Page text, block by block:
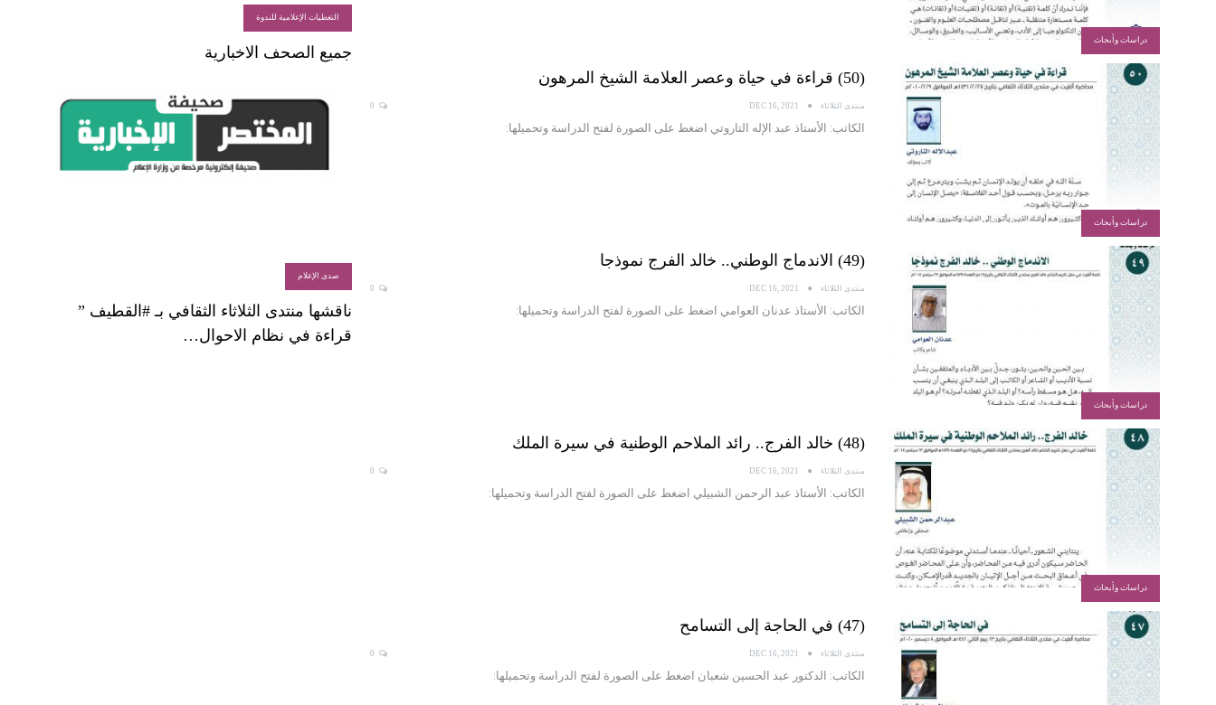
دراسات وأبحاث
دراسات وأبحاث
(50) قراءة في حياة وعصر العلامة الشيخ المرهون
منتدى الثلاثاء DEC 16, 2021
الكاتب: الأستاذ عبد الإله التاروتي اضغط على الصورة لفتح الدراسة وتحميلها:
دراسات وأبحاث
(49) الاندماج الوطني.. خالد الفرج نموذجا
منتدى الثلاثاء DEC 16, 2021
الكاتب: الأستاذ عدنان العوامي اضغط على الصورة لفتح الدراسة وتحميلها:
دراسات وأبحاث
(48) خالد الفرج.. رائد الملاحم الوطنية في سيرة الملك
منتدى الثلاثاء DEC 16, 2021
الكاتب: الأستاذ عبد الرحمن الشبيلي اضغط على الصورة لفتح الدراسة وتحميلها:
(47) في الحاجة إلى التسامح
منتدى الثلاثاء DEC 16, 2021
الكاتب: الدكتور عبد الحسين شعبان اضغط على الصورة لفتح الدراسة وتحميلها:
التغطيات الإعلامية للندوة
جميع الصحف الاخبارية
صدى الإعلام
ناقشها منتدى الثلاثاء الثقافي بـ #القطيف ”
قراءة في نظام الاحوال…